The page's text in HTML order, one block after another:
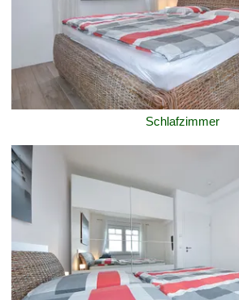
Schlafzimmer